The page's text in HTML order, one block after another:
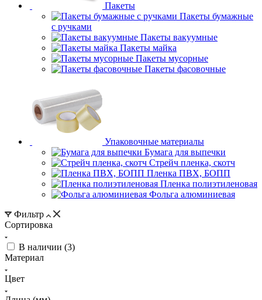
Пакеты
Пакеты бумажные
с ручками
Пакеты вакуумные
Пакеты майка
Пакеты мусорные
Пакеты фасовочные
Упаковочные материалы
Бумага для выпечки
Стрейч пленка, скотч
Пленка ПВХ, БОПП
Пленка полиэтиленовая
Фольга алюминиевая
Фильтр
Сортировка
В наличии (3)
Материал
Цвет